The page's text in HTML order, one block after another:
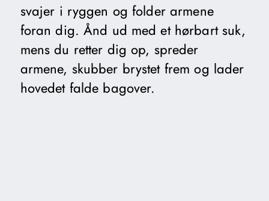
svajer i ryggen og folder armene
foran dig. Ånd ud med et hørbart suk,
mens du retter dig op, spreder
armene, skubber brystet frem og lader
hovedet falde bagover.